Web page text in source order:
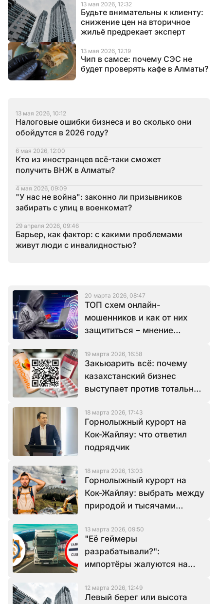
Будьте внимательны к клиенту:
снижение цен на вторичное
жильё предрекает эксперт
13 мая 2026, 12:32
Чип в самсе: почему СЭС не
будет проверять кафе в Алматы?
13 мая 2026, 12:19
13 мая 2026, 10:12
Налоговые ошибки бизнеса и во сколько они
обойдутся в 2026 году?
6 мая 2026, 12:00
Кто из иностранцев всё-таки сможет
получить ВНЖ в Алматы?
4 мая 2026, 09:09
"У нас не война": законно ли призывников
забирать с улиц в военкомат?
29 апреля 2026, 09:46
Барьер, как фактор: с какими проблемами
живут люди с инвалидностью?
20 марта 2026, 08:47
ТОП схем онлайн-
мошенников и как от них
защититься – мнение
19 марта 2026, 16:58
Закьюарить всё: почему
казахстанский бизнес
выступает против тотальной
18 марта 2026, 17:43
Горнолыжный курорт на
Кок-Жайляу: что ответил
подрядчик
18 марта 2026, 13:03
Горнолыжный курорт на
Кок-Жайляу: выбрать между
природой и тысячами
13 марта 2026, 09:50
"Её геймеры
разрабатывали?":
импортёры жалуются на
которую хвалит Минфин
12 марта 2026, 12:49
Левый берег или высота